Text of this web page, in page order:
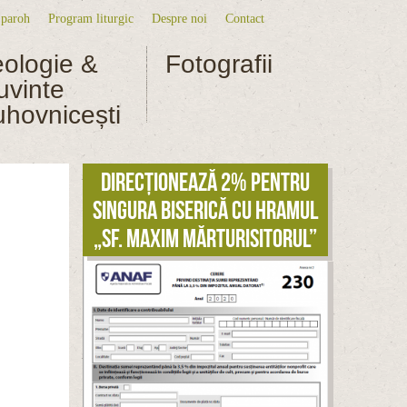
secundar
Program liturgic Despre noi Contact
&
Fotografii
Direcționează 2% pentru
singura biserică cu hramul
„Sf. Maxim Mărturisitorul”